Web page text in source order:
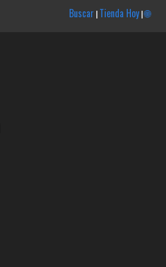
Buscar |Tienda Hoy|🌐